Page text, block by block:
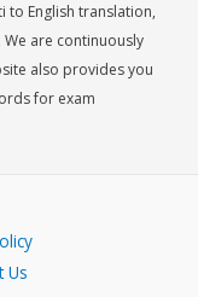
to English translation,
are continuously
also provides you
for exam
Us